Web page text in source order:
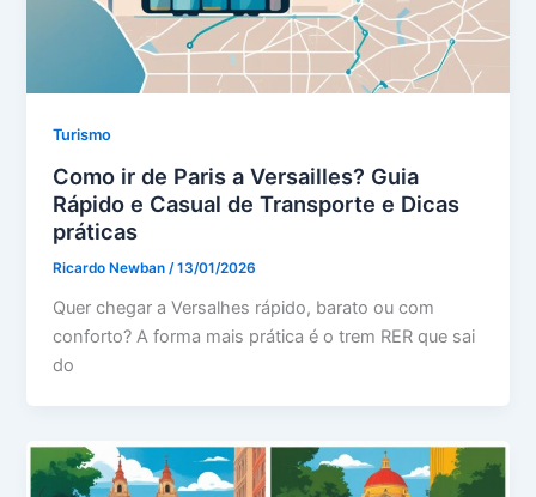
Turismo
Como ir de Paris a Versailles? Guia
Rápido e Casual de Transporte e Dicas
práticas
Ricardo Newban/13/01/2026
Quer chegar a Versalhes rápido, barato ou com
conforto? A forma mais prática é o trem RER que sai
do